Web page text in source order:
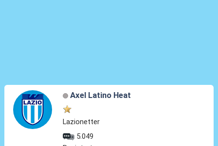
Axel Latino Heat
Lazionetter
5.049